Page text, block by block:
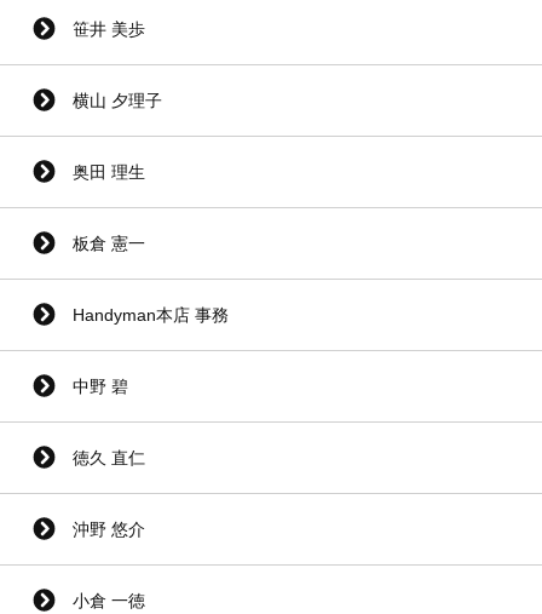
笹井 美歩
横山 夕理子
奥田 理生
板倉 憲一
Handyman本店 事務
中野 碧
徳久 直仁
沖野 悠介
小倉 一徳